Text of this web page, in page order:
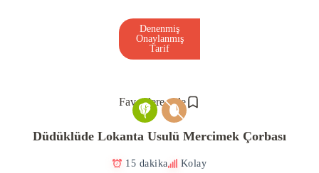
Favorilere ekle
Denenmiş
Onaylanmış
Tarif
Düdüklüde Lokanta Usulü Mercimek Çorbası
15 dakika Kolay